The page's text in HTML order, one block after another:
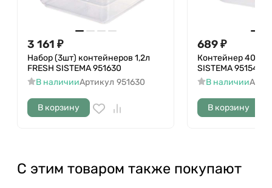
3 161 ₽
Набор (3шт) контейнеров 1,2л
FRESH SISTEMA 951630
В наличииАртикул 951630
В корзину
689₽
Контейнер 400мл
SISTEMA 951540
В наличии
В корзину
С этим товаром также покупают